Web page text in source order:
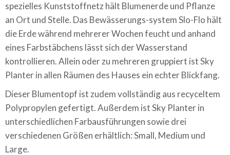
spezielles Kunststoffnetz hält Blumenerde und Pflanze
an Ort und Stelle. Das Bewässerungs-system Slo-Flo hält
die Erde während mehrerer Wochen feucht und anhand
eines Farbstäbchens lässt sich der Wasserstand
kontrollieren. Allein oder zu mehreren gruppiert ist Sky
Planter in allen Räumen des Hauses ein echter Blickfang.
Dieser Blumentopf ist zudem vollständig aus recyceltem
Polypropylen gefertigt. Außerdem ist Sky Planter in
unterschiedlichen Farbausführungen sowie drei
verschiedenen Größen erhältlich: Small, Medium und
Large.